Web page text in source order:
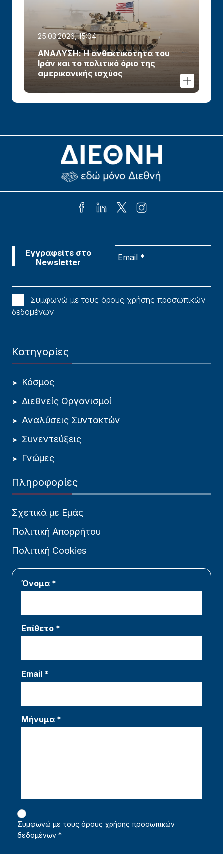
25.03.2026, 15:04
ΑΝΑΛΥΣΗ: Η ανθεκτικότητα του
Ιράν και το πολιτικό όριο της
αμερικανικής ισχύος
Συμφωνώ με τους όρους χρήσης προσωπικών
δεδομένων
Κατηγορίες
Κόσμος
Διεθνείς Οργανισμοί
Αναλύσεις Συντακτών
Συνεντεύξεις
Γνώμες
Πληροφορίες
Σχετικά με Εμάς
Πολιτική Απορρήτου
Πολιτική Cookies
Όνομα *
Επίθετο *
Email *
Μήνυμα *
Συμφωνώ με τους όρους χρήσης προσωπικών
δεδομένων *